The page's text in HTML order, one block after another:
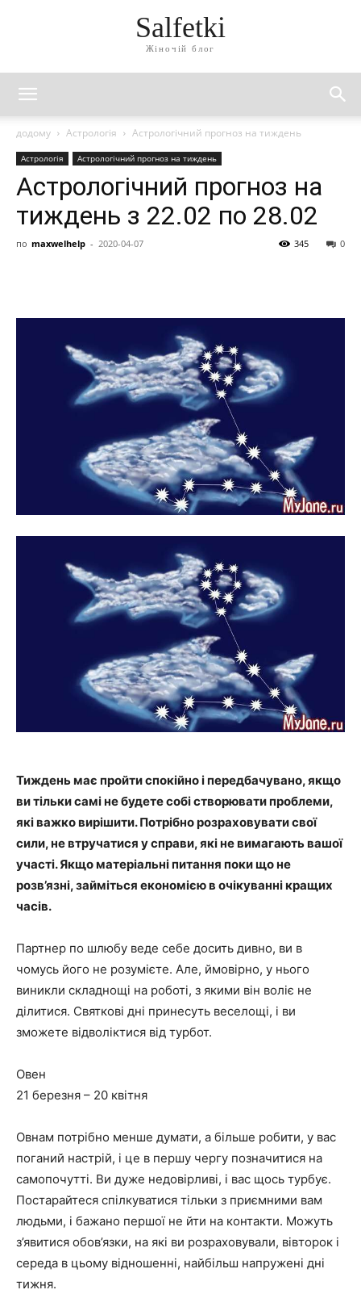
Salfetki
Жіночій блог
додому Астрологія Астрологічний прогноз на тиждень
Астрологія Астрологічний прогноз на тиждень
Астрологічний прогноз на
тиждень з 22.02 по 28.02
по maxwelhelp - 2020-04-07 0
345
Тиждень має пройти спокійно і передбачувано, якщо
ви тільки самі не будете собі створювати проблеми,
які важко вирішити. Потрібно розраховувати свої
сили, не втручатися у справи, які не вимагають вашої
участі. Якщо матеріальні питання поки що не
розв’язні, займіться економією в очікуванні кращих
часів.
Партнер по шлюбу веде себе досить дивно, ви в
чомусь його не розумієте. Але, ймовірно, у нього
виникли складнощі на роботі, з якими він воліє не
ділитися. Святкові дні принесуть веселощі, і ви
зможете відволіктися від турбот.
Овен
21 березня – 20 квітня
Овнам потрібно менше думати, а більше робити, у вас
поганий настрій, і це в першу чергу позначитися на
самопочутті. Ви дуже недовірливі, і вас щось турбує.
Постарайтеся спілкуватися тільки з приємними вам
людьми, і бажано першої не йти на контакти. Можуть
з’явитися обов’язки, на які ви розраховували, вівторок і
середа в цьому відношенні, найбільш напружені дні
тижня.